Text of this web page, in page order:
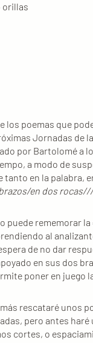
orillas
los poemas que
Jornadas de
por Bartolomé a
a modo de
en la palabra,
en dos
puede rememorar
al
de no dar
en sus dos
poner en juego
rescataré unos
pero antes
cortes, o